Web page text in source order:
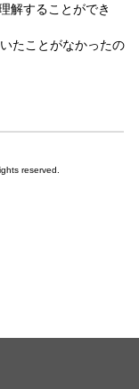
解することができ
たことがなかったの
reserved.